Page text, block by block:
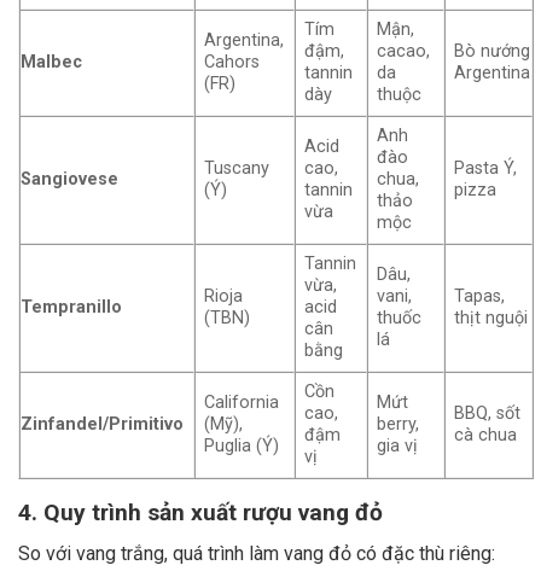
Malbec
Argentina,
Cahors
(FR)
Tím
đậm,
tannin
dày
Mận,
cacao,
da
thuộc
Bò nướng
Argentina
Sangiovese
Tuscany
(Ý)
Acid
cao,
tannin
vừa
Anh
đào
chua,
thảo
mộc
Pasta Ý,
pizza
Tempranillo
Rioja
(TBN)
Tannin
vừa,
acid
cân
bằng
Dâu,
vani,
thuốc
lá
Tapas,
thịt nguội
Zinfandel/Primitivo
California
(Mỹ),
Puglia (Ý)
Cồn
cao,
đậm
vị
Mứt
berry,
gia vị
BBQ, sốt
cà chua
4. Quy trình sản xuất rượu vang đỏ
So với vang trắng, quá trình làm vang đỏ có đặc thù riêng: